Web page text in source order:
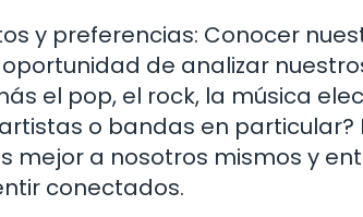
y preferencias: Conocer
de analizar
el pop, el rock, la música
o bandas en particular?
mejor a nosotros mismos y
conectados.